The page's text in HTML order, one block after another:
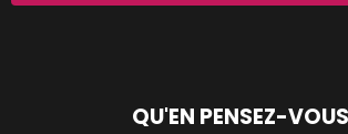
QU'EN PENSEZ-